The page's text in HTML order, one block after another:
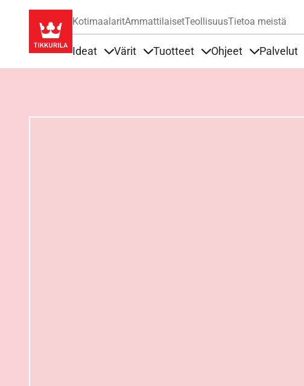
KotimaalaritAmmattilaisetTeollisuusTietoa meistä
Ideat Värit Tuotteet Ohjeet Palvelut